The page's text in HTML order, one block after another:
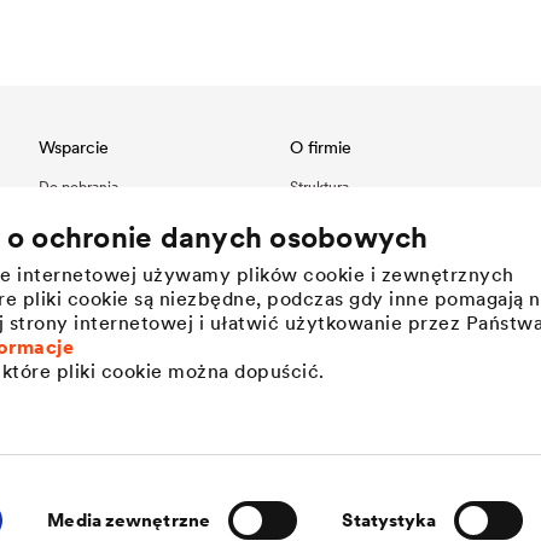
ochronie danych osobowych
internetowej używamy plików cookie i zewnętrznych
pliki cookie są niezbędne, podczas gdy inne pomagają
strony internetowej i ułatwić użytkowanie przez
pliki cookie można dopuścić.
Media zewnętrzne Statystyka
Wsparcie
Do pobrania
International contact
O firmie
Struktura
Wartości
Historia
Zrównoważony rozwój
Pracodawca DÖRKEN